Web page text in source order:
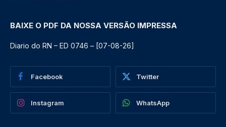
BAIXE O PDF DA NOSSA VERSÃO IMPRESSA
Diario do RN – ED 0746 – [07-08-26]
Facebook Twitter
Instagram WhatsApp